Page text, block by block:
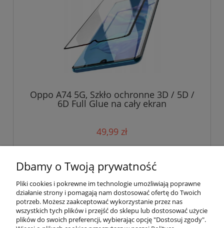
Oppo A74 5G, Szkło ochronne 3D / 5D /
6D Full Glue na cały ekran
49,99 zł
Pomoc
Dbamy o Twoją prywatność
Pliki cookies i pokrewne im technologie umożliwiają poprawne
działanie strony i pomagają nam dostosować ofertę do Twoich
potrzeb. Możesz zaakceptować wykorzystanie przez nas
wszystkich tych plików i przejść do sklepu lub dostosować użycie
plików do swoich preferencji, wybierając opcję "Dostosuj zgody".